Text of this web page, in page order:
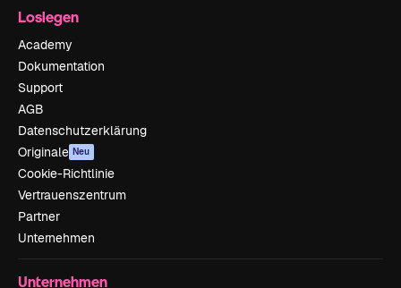
Loslegen
Academy
Dokumentation
Support
AGB
Datenschutzerklärung
Originale Neu
Cookie-Richtlinie
Vertrauenszentrum
Partner
Unternehmen
Unternehmen